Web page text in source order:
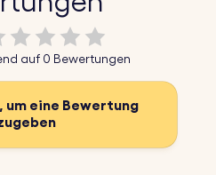
auf 0 Bewertungen
um eine Bewertung